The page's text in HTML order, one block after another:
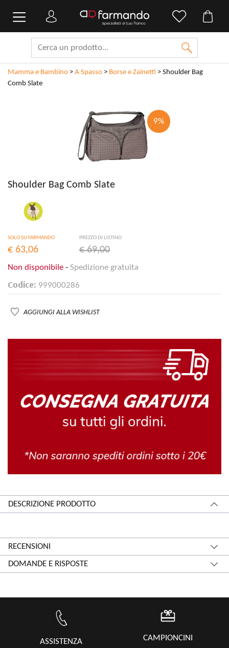
Mamma e Bambino > A Spasso > Borse e Zainetti > Shoulder Bag
Comb Slate
9%
Shoulder Bag Comb Slate
SOLO SU FARMANDO
€ 63,06
PREZZO DI LISTINO
€ 69,00
Non disponibile - Spedizione gratuita
Codice: 999000286
AGGIUNGI ALLA WISHLIST
DESCRIZIONE PRODOTTO
RECENSIONI
DOMANDE E RISPOSTE
ASSISTENZA
CAMPIONCINI